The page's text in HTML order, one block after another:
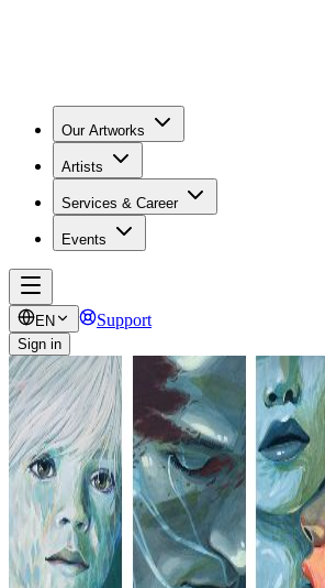
Our Artworks
Artists
Services & Career
Events
EN Support
Sign in